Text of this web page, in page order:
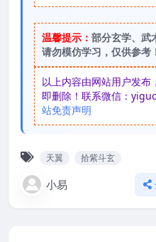
温馨提示： 部分玄学、武
请勿模仿学习，仅供参考
以上内容由网站用户发布
即删除！联系微信：
站免责声明
天翼 拾紫斗玄
小易